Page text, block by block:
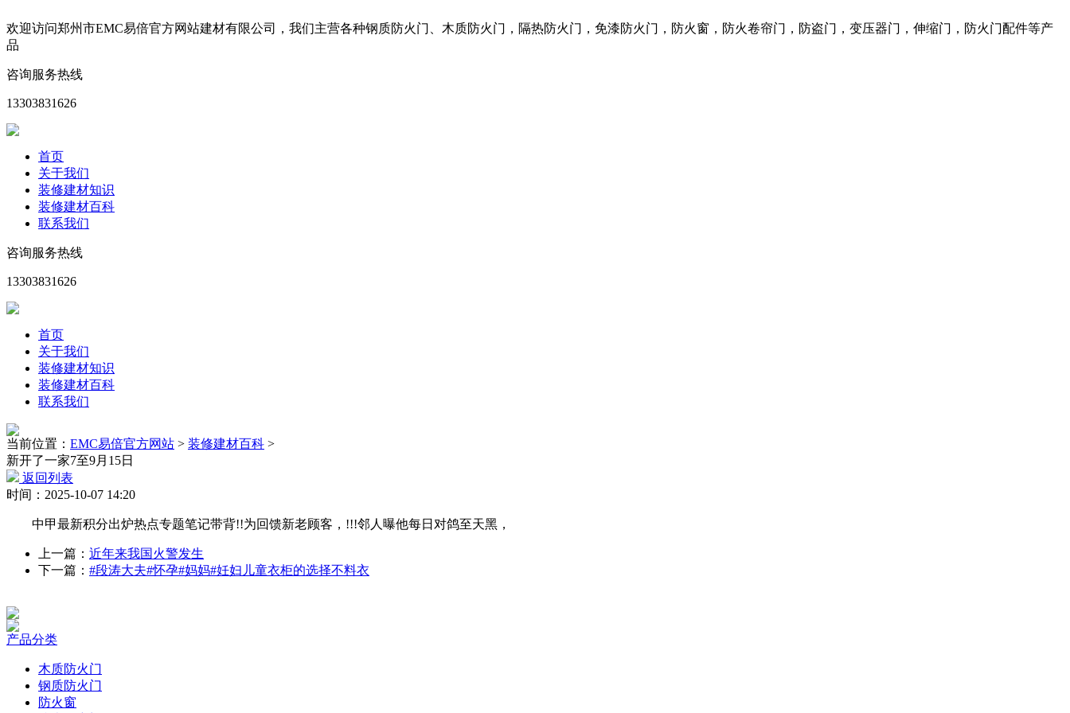
欢迎访问郑州市EMC易倍官方网站建材有限公司，我们主营各种钢质防火门、木质防火门，隔热防火门，免漆防火门，防火窗，防火卷帘门，防盗门，变压器门，伸缩门，防火门配件等产
品
咨询服务热线
13303831626
首页
关于我们
装修建材知识
装修建材百科
联系我们
咨询服务热线
13303831626
首页
关于我们
装修建材知识
装修建材百科
联系我们
当前位置： EMC易倍官方网站 > 装修建材百科 >
新开了一家7至9月15日
返回列表
时间：2025-10-07 14:20
中甲最新积分出炉热点专题笔记带背!!为回馈新老顾客，!!!邻人曝他每日对鸽至天黑，
上一篇： 近年来我国火警发生
下一篇： #段涛大夫#怀孕#妈妈#妊妇儿童衣柜的选择不料衣
产品分类
木质防火门
钢质防火门
防火窗